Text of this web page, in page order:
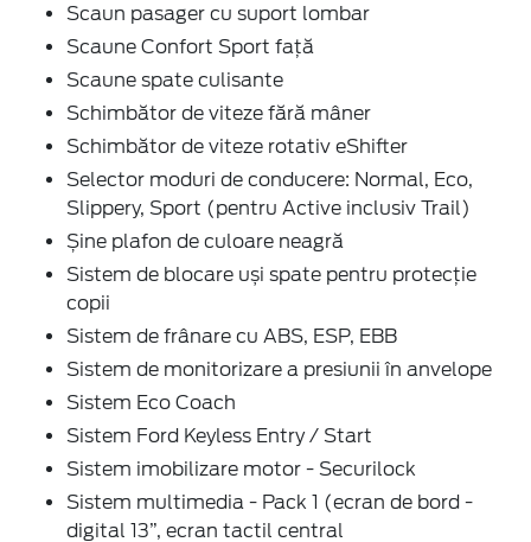
Scaun pasager cu suport lombar
Scaune Confort Sport față
Scaune spate culisante
Schimbător de viteze fără mâner
Schimbător de viteze rotativ eShifter
Selector moduri de conducere: Normal, Eco,
Slippery, Sport (pentru Active inclusiv Trail)
Șine plafon de culoare neagră
Sistem de blocare uși spate pentru protecție
copii
Sistem de frânare cu ABS, ESP, EBB
Sistem de monitorizare a presiunii în anvelope
Sistem Eco Coach
Sistem Ford Keyless Entry / Start
Sistem imobilizare motor - Securilock
Sistem multimedia - Pack 1 (ecran de bord -
digital 13”, ecran tactil central